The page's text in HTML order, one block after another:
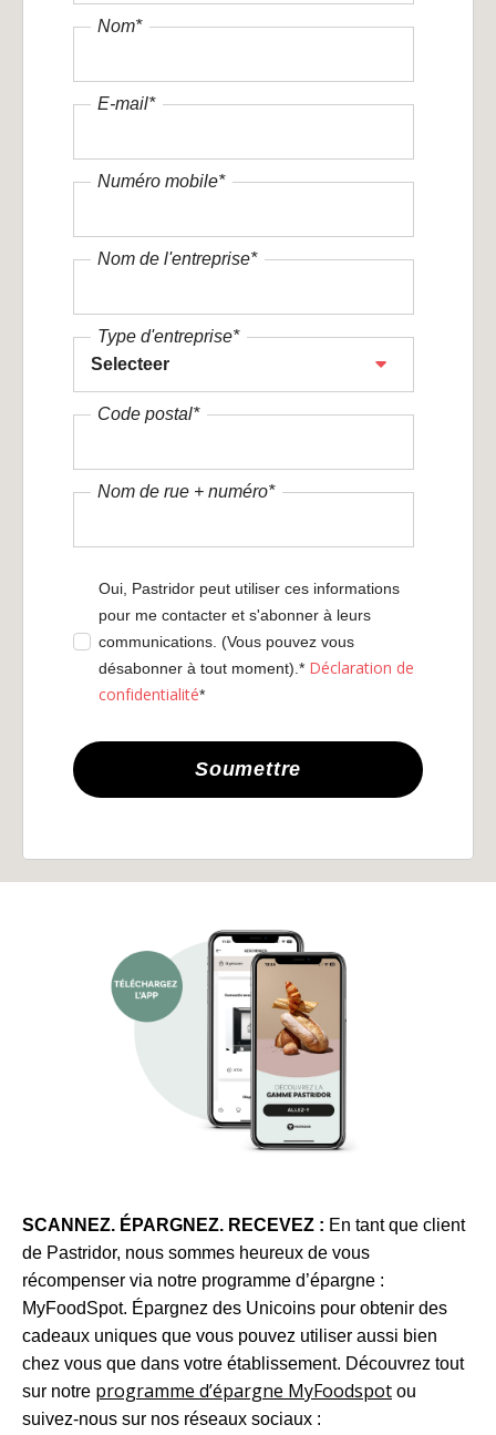
Nom*
E-mail*
Numéro mobile*
Nom de l'entreprise*
Type d'entreprise*
Code postal*
Nom de rue + numéro*
Oui, Pastridor peut utiliser ces informations
pour me contacter et s'abonner à leurs
communications. (Vous pouvez vous
désabonner à tout moment).* Déclaration de
confidentialité*
SCANNEZ. ÉPARGNEZ. RECEVEZ : En tant que client
de Pastridor, nous sommes heureux de vous
récompenser via notre programme d’épargne :
MyFoodSpot. Épargnez des Unicoins pour obtenir des
cadeaux uniques que vous pouvez utiliser aussi bien
chez vous que dans votre établissement. Découvrez tout
sur notre programme d’épargne MyFoodspot ou
suivez-nous sur nos réseaux sociaux :